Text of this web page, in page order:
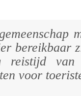
bereikbaar
reistijd van
voor